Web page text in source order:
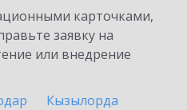
карточками,
заявку на
или внедрение
Кызылорда